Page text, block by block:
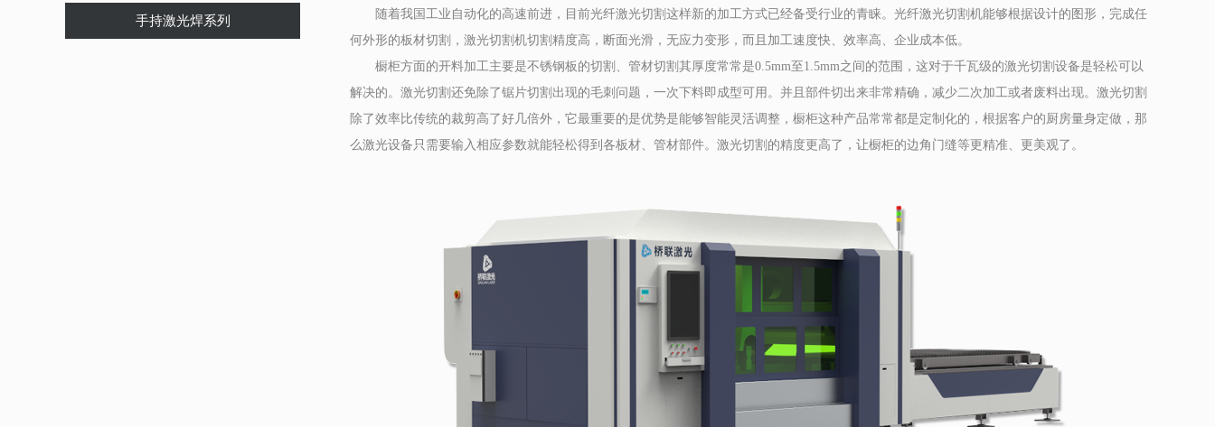
随着我国工业自动化的高速前进，目前光纤激光切割这样新的加工方式已经备受行业的青睐。光纤激光切割机能够根据设计的图形，完成任
何外形的板材切割，激光切割机切割精度高，断面光滑，无应力变形，而且加工速度快、效率高、企业成本低。
橱柜方面的开料加工主要是不锈钢板的切割、管材切割其厚度常常是0.5mm至1.5mm之间的范围，这对于千瓦级的激光切割设备是轻松可以
解决的。激光切割还免除了锯片切割出现的毛刺问题，一次下料即成型可用。并且部件切出来非常精确，减少二次加工或者废料出现。激光切割
除了效率比传统的裁剪高了好几倍外，它最重要的是优势是能够智能灵活调整，橱柜这种产品常常都是定制化的，根据客户的厨房量身定做，那
么激光设备只需要输入相应参数就能轻松得到各板材、管材部件。激光切割的精度更高了，让橱柜的边角门缝等更精准、更美观了。
手持激光焊系列